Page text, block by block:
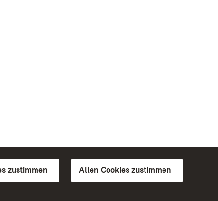
zustimmen Allen Cookies zustimmen